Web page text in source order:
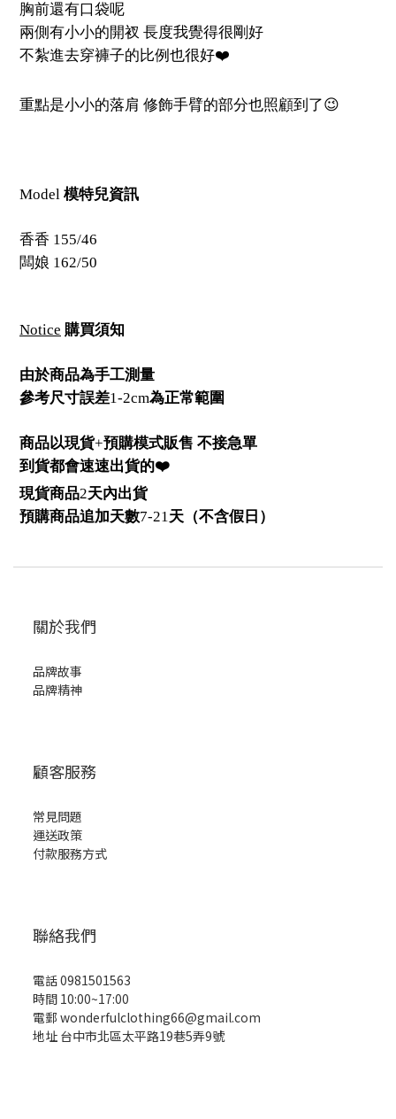
胸前還有口袋呢
兩側有小小的開衩 長度我覺得很剛好
不紮進去穿褲子的比例也很好❤️
重點是小小的落肩 修飾手臂的部分也照顧到了😉
Model 模特兒資訊
香香 155/46
闆娘 162/50
Notice 購買須知
由於商品為手工測量
參考尺寸誤差1-2cm為正常範圍
商品以現貨+預購模式販售 不接急單
到貨都會速速出貨的❤️
現貨商品2天內出貨
預購商品追加天數7-21天（不含假日）
關於我們
品牌故事
品牌精神
顧客服務
常見問題
運送政策
付款服務方式
聯絡我們
電話 0981501563
時間 10:00~17:00
電郵 wonderfulclothing66@gmail.com
地址 台中市北區太平路19巷5弄9號